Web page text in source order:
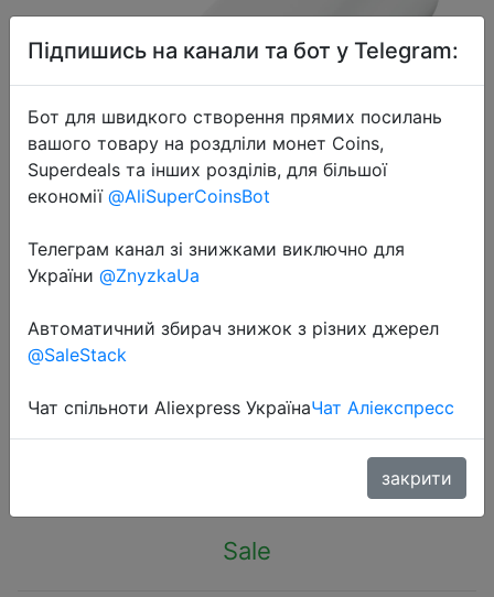
2022-11-22
Smartmi PM2.5 Air Detector HD
Screen Display High Precision
Sensor Real-time Accurate Home
Sale
Підпишись на канали та бот у Telegram:
Бот для швидкого створення прямих посилань
вашого товару на роздліли монет Coins,
Superdeals та інших розділів, для більшої
економії @AliSuperCoinsBot
Телеграм канал зі знижками виключно для
України @ZnyzkaUa
Автоматичний збирач знижок з різних джерел
@SaleStack
Чат спільноти Aliexpress УкраїнаЧат Аліекспресс
закрити